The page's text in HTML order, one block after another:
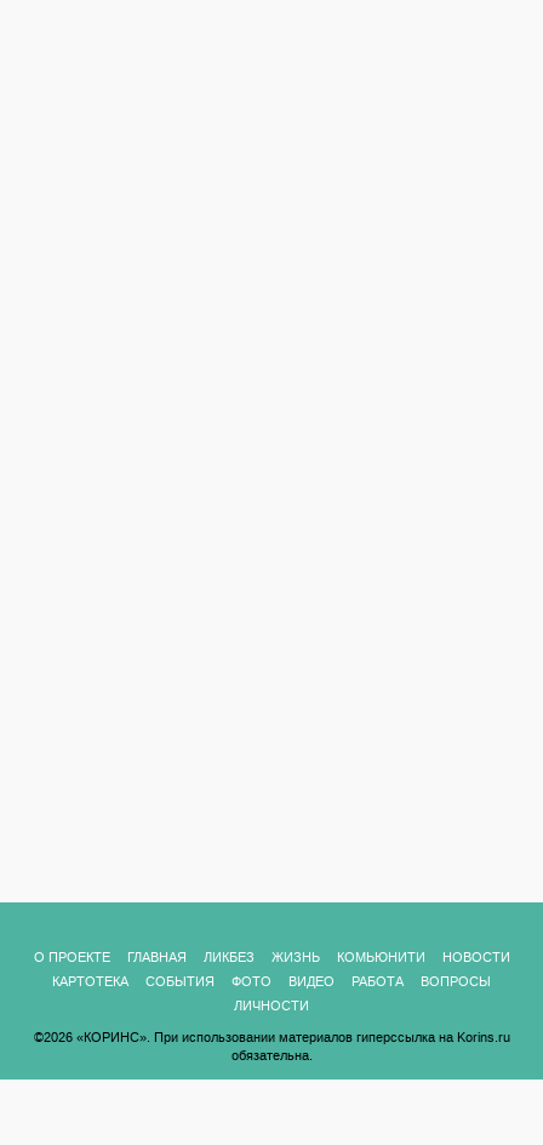
О ПРОЕКТЕ ГЛАВНАЯ ЛИКБЕЗ ЖИЗНЬ КОМЬЮНИТИ
НОВОСТИ
КАРТОТЕКА
СОБЫТИЯ ФОТО ВИДЕО РАБОТА
ВОПРОСЫ
ЛИЧНОСТИ
©2026 «КОРИНС». При использовании материалов гиперссылка на Korins.ru
обязательна.